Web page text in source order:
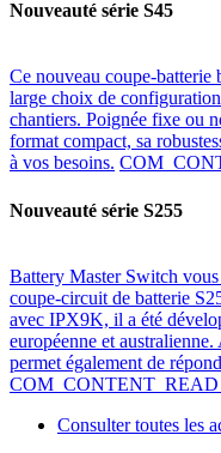
Nouveauté série S45
Ce nouveau coupe-batterie
large choix de
chantiers. Poignée fixe ou
format compact, sa
à vos besoins.
Nouveauté série S255
Battery Master Switch vous
coupe-circuit de batterie
avec IPX9K, il a été
européenne et
permet également de
Consulter toutes les